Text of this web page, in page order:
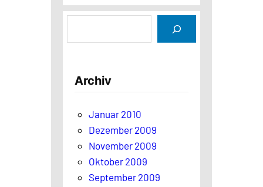
Archiv
Januar 2010
Dezember 2009
November 2009
Oktober 2009
September 2009